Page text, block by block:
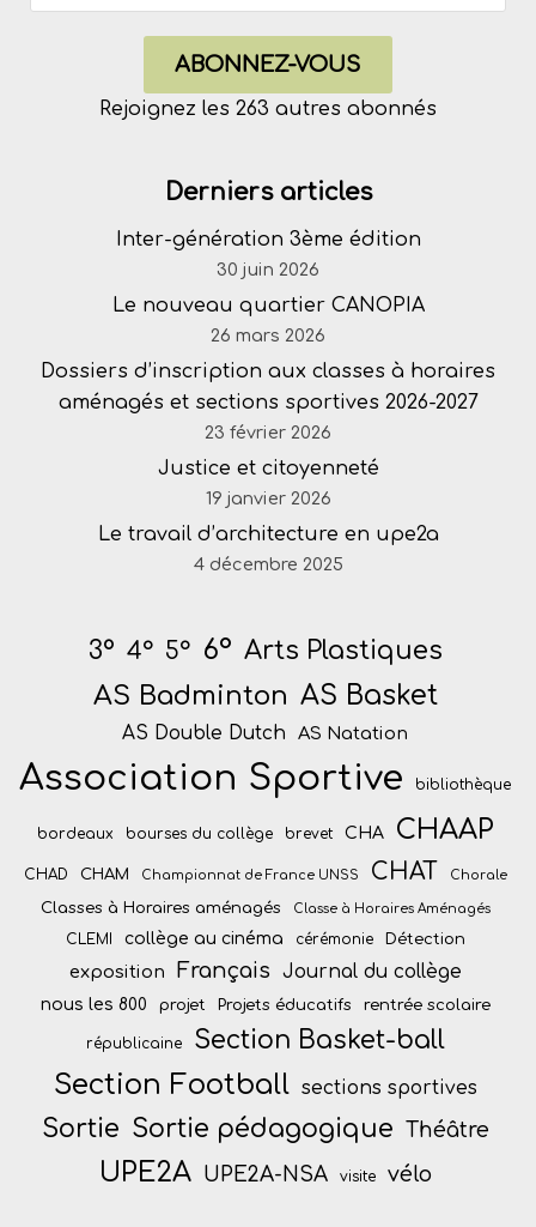
ABONNEZ-VOUS
Rejoignez les 263 autres abonnés
Derniers articles
Inter-génération 3ème édition
30 juin 2026
Le nouveau quartier CANOPIA
26 mars 2026
Dossiers d’inscription aux classes à horaires
aménagés et sections sportives 2026-2027
23 février 2026
Justice et citoyenneté
19 janvier 2026
Le travail d’architecture en upe2a
4 décembre 2025
3° 4° 5° 6° Arts Plastiques
AS Badminton AS Basket
AS Double Dutch AS Natation
Association Sportive bibliothèque
bordeaux bourses du collège brevet CHA CHAAP
CHAD CHAM Championnat de France UNSS CHAT Chorale
Classes à Horaires aménagés Classe à Horaires Aménagés
CLEMI collège au cinéma cérémonie Détection
exposition Français Journal du collège
nous les 800 projet Projets éducatifs rentrée scolaire
républicaine Section Basket-ball
Section Football sections sportives
Sortie Sortie pédagogique Théâtre
UPE2A UPE2A-NSA visite vélo